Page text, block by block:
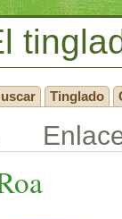
Tinglado